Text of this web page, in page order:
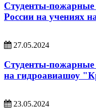
Студенты-
России на учениях
27.05.2024
Студенты-
на гидроавиашоу
23.05.2024